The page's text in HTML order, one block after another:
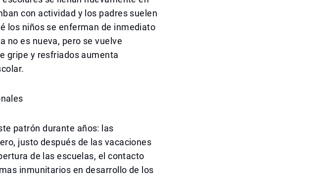
con actividad y los padres suelen
los niños se enferman de inmediato
no es nueva, pero se vuelve
gripe y resfriados aumenta
patrón durante años: las
justo después de las vacaciones
de las escuelas, el contacto
inmunitarios en desarrollo de los